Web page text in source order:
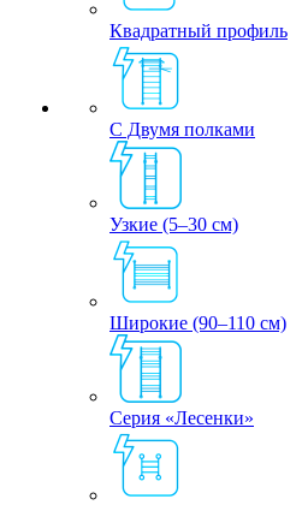
Квадратный профиль
С Двумя полками
Узкие (5–30 см)
Широкие (90–110 см)
Серия «Лесенки»